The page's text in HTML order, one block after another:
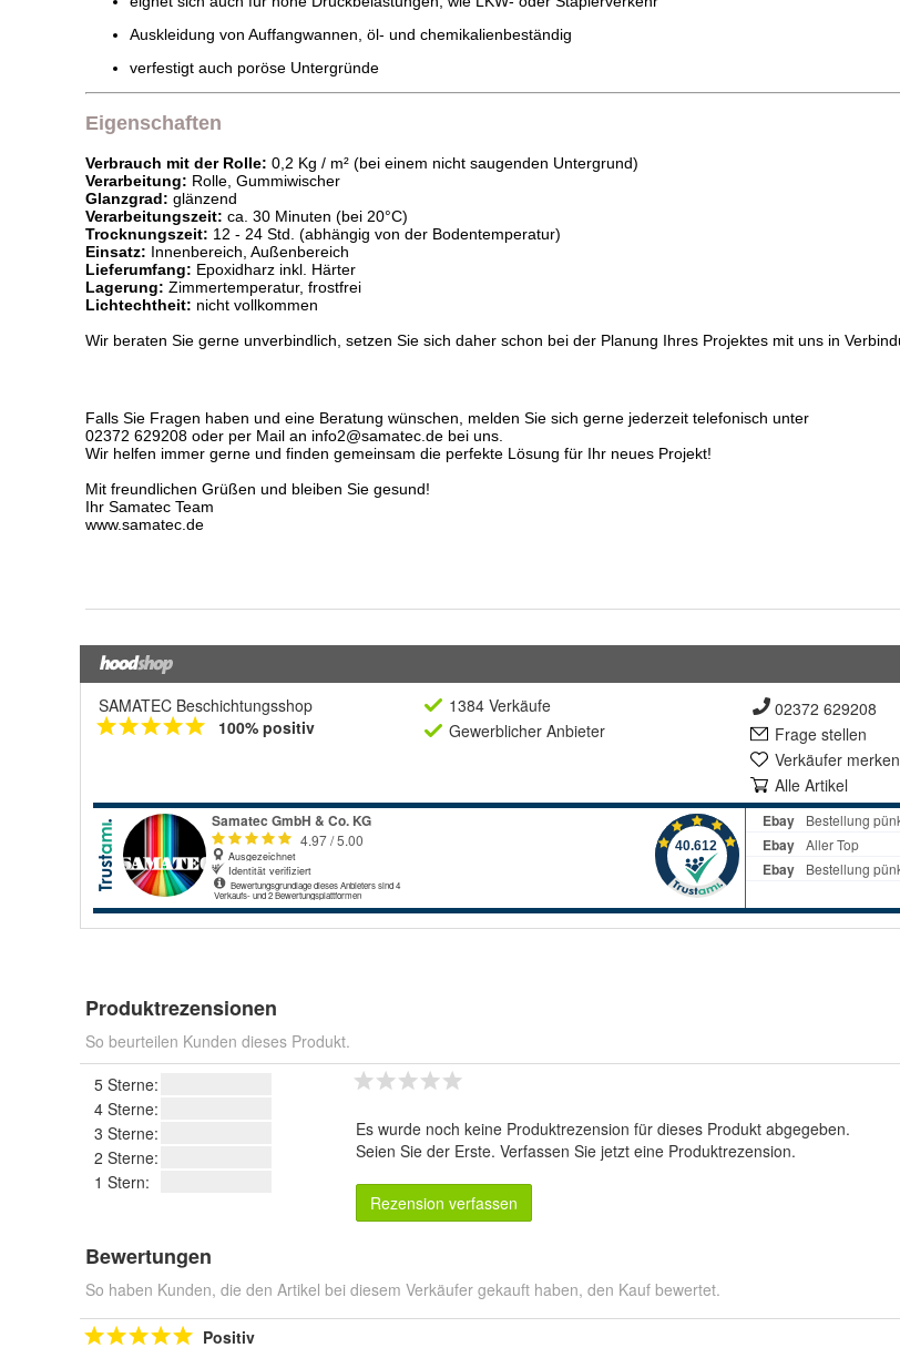
SAMATEC Beschichtungsshop
100% positiv
1384 Verkäufe
Gewerblicher Anbieter
02372 629208
Frage stellen
Verkäufer merken
Alle Artikel
Produktrezensionen
So beurteilen Kunden dieses Produkt.
5 Sterne:
4 Sterne:
3 Sterne:
2 Sterne:
1 Stern:
Es wurde noch keine Produktrezension für dieses Produkt abgegeben.
Seien Sie der Erste. Verfassen Sie jetzt eine Produktrezension.
Rezension verfassen
Bewertungen
So haben Kunden, die den Artikel bei diesem Verkäufer gekauft haben, den Kauf bewertet.
Positiv